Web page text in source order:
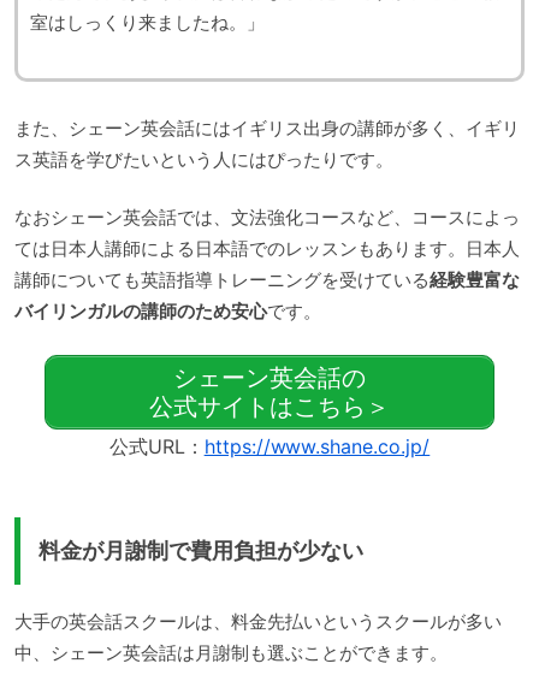
室はしっくり来ましたね。」
また、シェーン英会話にはイギリス出身の講師が多く、イギリ
ス英語を学びたいという人にはぴったりです。
なおシェーン英会話では、文法強化コースなど、コースによっ
ては日本人講師による日本語でのレッスンもあります。日本人
講師についても英語指導トレーニングを受けている経験豊富な
バイリンガルの講師のため安心です。
シェーン英会話の
公式サイトはこちら＞
公式URL： https://www.shane.co.jp/
料金が月謝制で費用負担が少ない
大手の英会話スクールは、料金先払いというスクールが多い
中、シェーン英会話は月謝制も選ぶことができます。